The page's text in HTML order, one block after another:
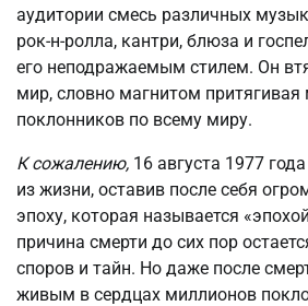
аудитории смесь различных
рок-н-ролла, кантри, блюза и
его неподражаемым стилем. Он
мир, словно магнитом
поклонников по всему миру.
К сожалению, 16 августа 1977
из жизни, оставив после себя
эпоху, которая называется
причина смерти до сих пор
споров и тайн. Но даже после
живым в сердцах миллионов